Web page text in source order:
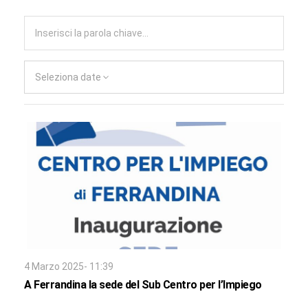
Seleziona date
4 Marzo 2025- 11:39
A Ferrandina la sede del Sub Centro per l’Impiego